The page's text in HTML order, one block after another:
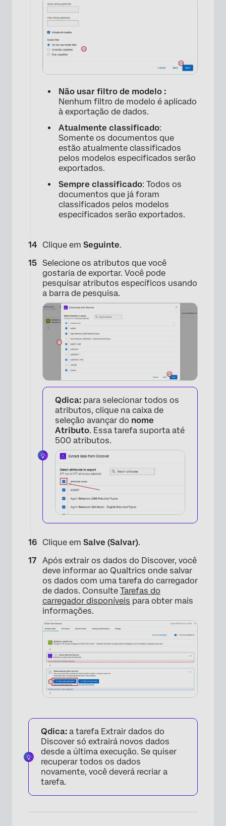
Não usar filtro de modelo :
Nenhum filtro de modelo é aplicado
à exportação de dados.
Atualmente classificado:
Somente os documentos que
estão atualmente classificados
pelos modelos especificados serão
exportados.
Sempre classificado: Todos os
documentos que já foram
classificados pelos modelos
especificados serão exportados.
Clique em Seguinte.
Selecione os atributos que você
gostaria de exportar. Você pode
pesquisar atributos específicos usando
a barra de pesquisa.
Qdica: para selecionar todos os
atributos, clique na caixa de
seleção avançar do nome
Atributo. Essa tarefa suporta até
500 atributos.
Clique em Salve (Salvar).
Após extrair os dados do Discover, você
deve informar ao Qualtrics onde salvar
os dados com uma tarefa do carregador
de dados. Consulte Tarefas do
carregador disponíveis para obter mais
informações.
Qdica: a tarefa Extrair dados do
Discover só extrairá novos dados
desde a última execução. Se quiser
recuperar todos os dados
novamente, você deverá recriar a
tarefa.